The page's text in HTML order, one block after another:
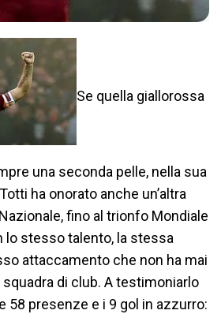
Se quella giallorossa
una seconda pelle, nella sua
ha onorato anche un’altra
fino al trionfo Mondiale
lo stesso talento, la stessa
attaccamento che non ha mai
di club. A testimoniarlo
58 presenze e i 9 gol in azzurro: